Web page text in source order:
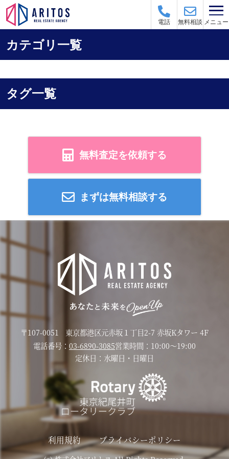
電話 無料相談 メニュー
カテゴリ一覧
タグ一覧
無料査定を依頼する
まずは無料相談する
〒107-0051
東京都港区元赤坂１丁目2-7 赤坂Kタワー 4F
電話番号： 03-6890-3085営業時間： 10:00〜19:00
定休日： 水曜日・日曜日
利用規約 プライバシーポリシー